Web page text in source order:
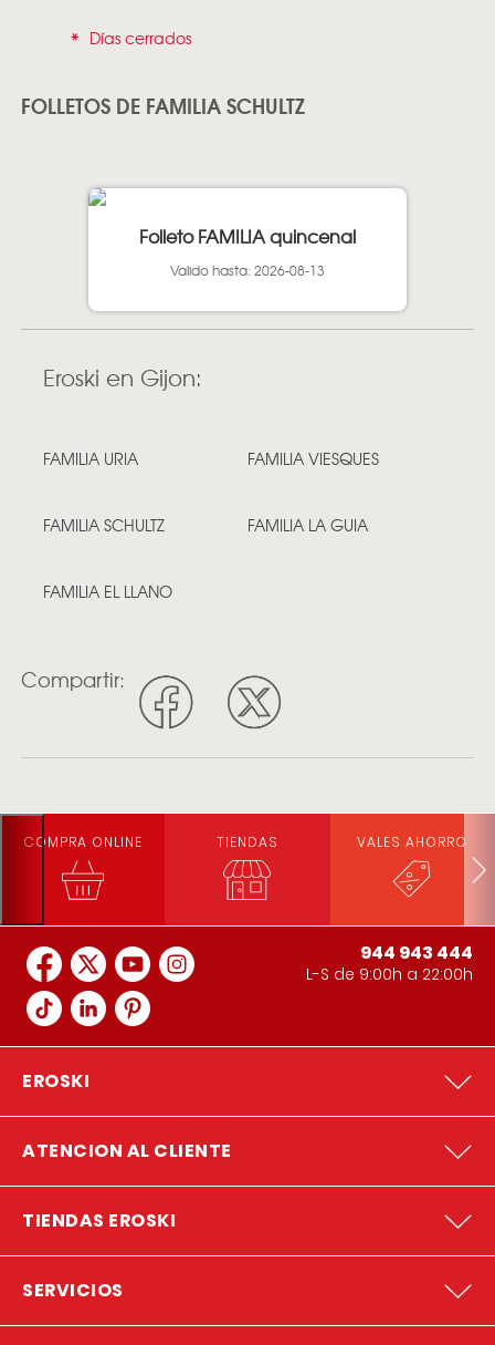
* Días cerrados
FOLLETOS DE FAMILIA SCHULTZ
Folleto FAMILIA quincenal
Valido hasta: 2026-08-13
Eroski en Gijon:
FAMILIA URIA FAMILIA VIESQUES
FAMILIA SCHULTZ FAMILIA LA GUIA
FAMILIA EL LLANO
Compartir:
COMPRA ONLINE TIENDAS VALES AHORRO
944 943 444
L-S de 9:00h a 22:00h
EROSKI
ATENCION AL CLIENTE
TIENDAS EROSKI
SERVICIOS